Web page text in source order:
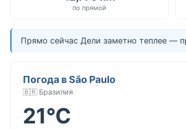
по прямой
Прямо сейчас Дели заметно теплее —
Погода в São Paulo
🇧🇷 Бразилия
21°C